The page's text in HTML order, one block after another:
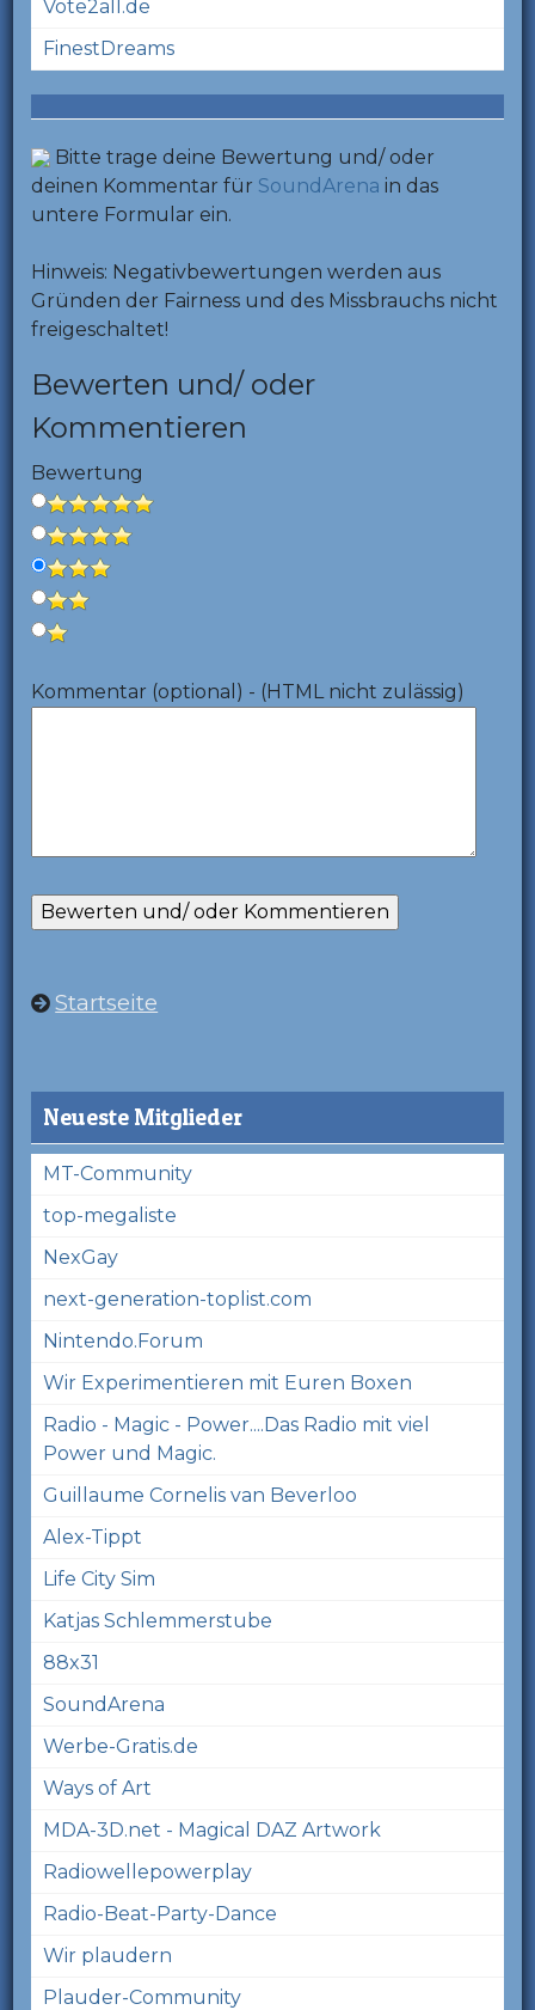
Vote2all.de
FinestDreams
Bitte trage deine Bewertung und/ oder
deinen Kommentar für SoundArena in das
untere Formular ein.
Hinweis: Negativbewertungen werden aus
Gründen der Fairness und des Missbrauchs nicht
freigeschaltet!
Bewerten und/ oder
Kommentieren
Bewertung
Kommentar (optional) - (HTML nicht zulässig)
Startseite
Neueste Mitglieder
MT-Community
top-megaliste
NexGay
next-generation-toplist.com
Nintendo.Forum
Wir Experimentieren mit Euren Boxen
Radio - Magic - Power....Das Radio mit viel
Power und Magic.
Guillaume Cornelis van Beverloo
Alex-Tippt
Life City Sim
Katjas Schlemmerstube
88x31
SoundArena
Werbe-Gratis.de
Ways of Art
MDA-3D.net - Magical DAZ Artwork
Radiowellepowerplay
Radio-Beat-Party-Dance
Wir plaudern
Plauder-Community